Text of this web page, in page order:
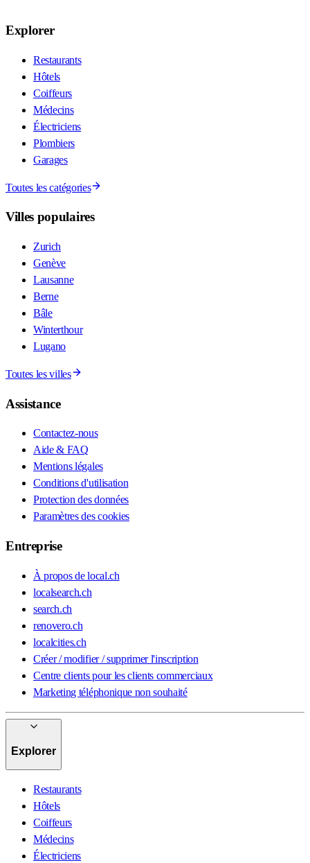
Explorer
Restaurants
Hôtels
Coiffeurs
Médecins
Électriciens
Plombiers
Garages
Toutes les catégories
Villes populaires
Zurich
Genève
Lausanne
Berne
Bâle
Winterthour
Lugano
Toutes les villes
Assistance
Contactez-nous
Aide & FAQ
Mentions légales
Conditions d'utilisation
Protection des données
Paramètres des cookies
Entreprise
À propos de local.ch
localsearch.ch
search.ch
renovero.ch
localcities.ch
Créer / modifier / supprimer l'inscription
Centre clients pour les clients commerciaux
Marketing téléphonique non souhaité
Explorer
Restaurants
Hôtels
Coiffeurs
Médecins
Électriciens